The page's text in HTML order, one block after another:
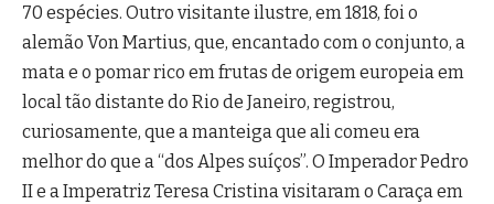
70 espécies. Outro visitante ilustre, em 1818, foi o
alemão Von Martius, que, encantado com o conjunto, a
mata e o pomar rico em frutas de origem europeia em
local tão distante do Rio de Janeiro, registrou,
curiosamente, que a manteiga que ali comeu era
melhor do que a “dos Alpes suíços”. O Imperador Pedro
II e a Imperatriz Teresa Cristina visitaram o Caraça em